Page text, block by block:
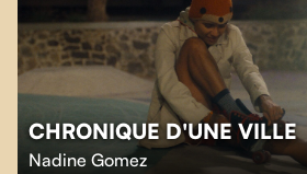
CHRONIQUE D'UNE VILLE
Nadine Gomez